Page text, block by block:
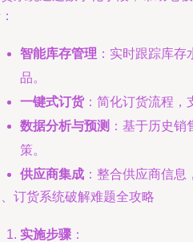
智能库存管理 ：实时跟踪库
品。
一键式订货：简化订货流程，
数据分析与预测 ：基于历史
策。
供应商集成 ：整合供应商信息
订货系统破解难题全攻略
实施步骤 ：